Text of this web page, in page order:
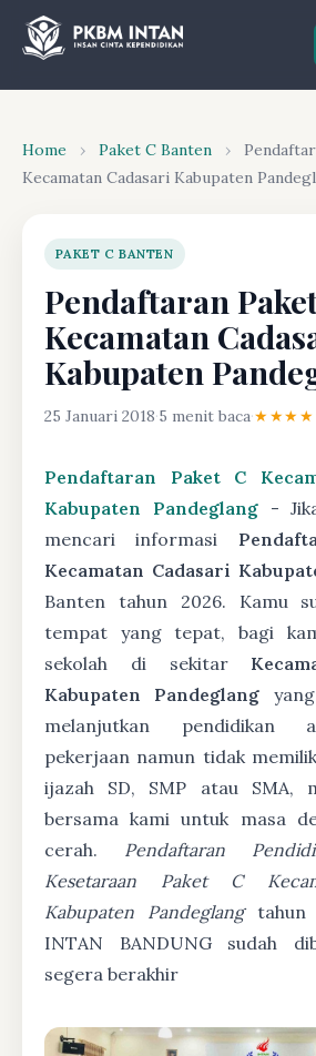
Home › Paket C Banten ›
Kecamatan Cadasari Kabupaten
PAKET C BANTEN
Pendaftaran
Kecamatan
Kabupaten
25 Januari 2018·5 menit baca·
Pendaftaran Paket C
Kabupaten Pandeglang-
mencari informasi
Kecamatan Cadasari
Banten tahun 2026. Kamu
tempat yang tepat, bagi
sekolah di sekitar
Kabupaten Pandeglang
melanjutkan pendidikan
pekerjaan namun tidak
ijazah SD, SMP atau SMA,
bersama kami untuk masa
cerah. Pendaftaran
Kesetaraan Paket C
Kabupaten Pandeglangtahun
INTAN BANDUNG sudah
segera berakhir